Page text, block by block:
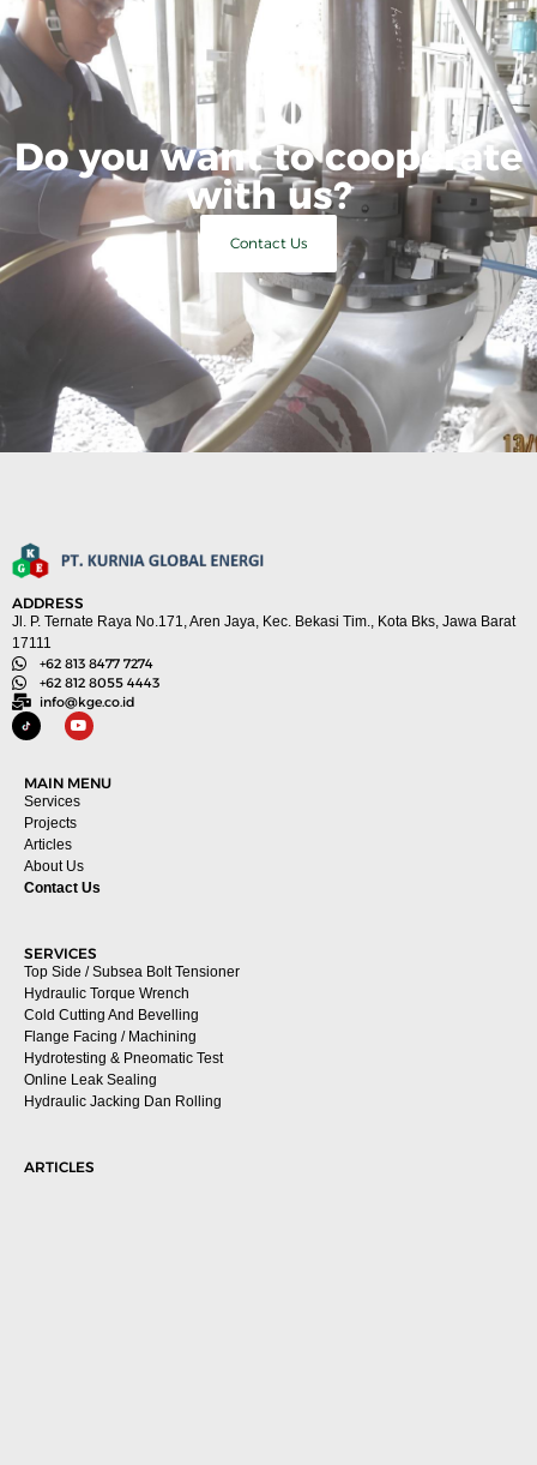
Do you want to cooperate
with us?
Contact Us
ADDRESS
Jl. P. Ternate Raya No.171, Aren Jaya, Kec. Bekasi Tim., Kota Bks, Jawa Barat
17111
+62 813 8477 7274
+62 812 8055 4443
info@kge.co.id
MAIN MENU
Services
Projects
Articles
About Us
Contact Us
SERVICES
Top Side / Subsea Bolt Tensioner
Hydraulic Torque Wrench
Cold Cutting And Bevelling
Flange Facing / Machining
Hydrotesting & Pneomatic Test
Online Leak Sealing
Hydraulic Jacking Dan Rolling
ARTICLES